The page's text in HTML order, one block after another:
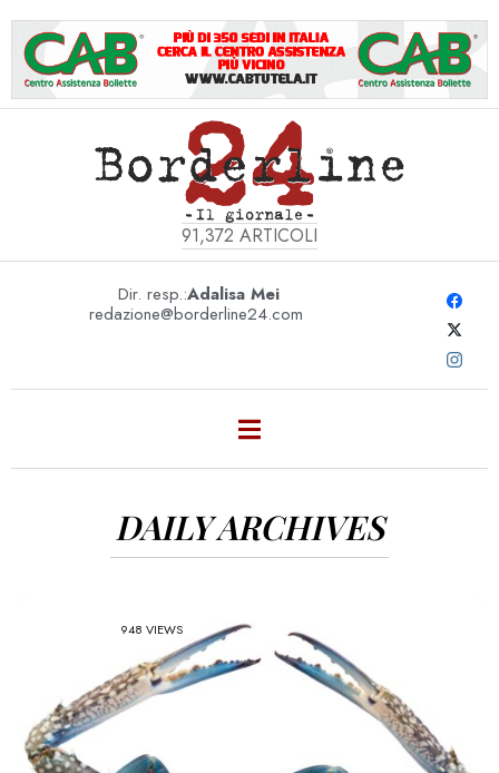
91,372 ARTICOLI
Dir. resp.:Adalisa Mei
redazione@borderline24.com
DAILY ARCHIVES
948 VIEWS